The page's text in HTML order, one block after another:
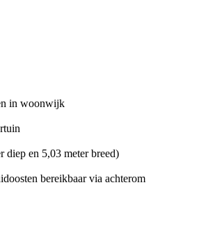
in woonwijk
diep en 5,03 meter breed)
bereikbaar via achterom